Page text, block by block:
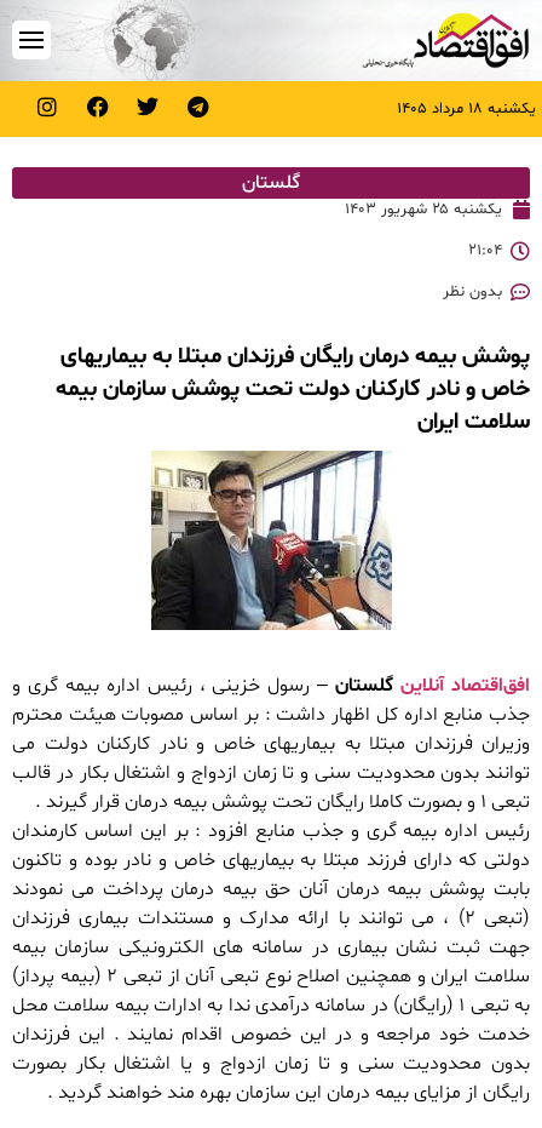
یکشنبه ۱۸ مرداد ۱۴۰۵
گلستان
یکشنبه ۲۵ شهریور ۱۴۰۳
۲۱:۰۴
بدون نظر
پوشش بیمه درمان رایگان فرزندان مبتلا به بیماریهای
خاص و نادر کارکنان دولت تحت پوشش سازمان بیمه
سلامت ایران
افق‌اقتصاد آنلاینگلستان– رسول خزینی ، رئیس اداره بیمه گری و
جذب منابع اداره کل اظهار داشت : بر اساس مصوبات هیئت محترم
وزیران فرزندان مبتلا به بیماریهای خاص و نادر کارکنان دولت می
توانند بدون محدودیت سنی و تا زمان ازدواج و اشتغال بکار در قالب
تبعی ۱ و بصورت کاملا رایگان تحت پوشش بیمه درمان قرار گیرند .
رئیس اداره بیمه گری و جذب منابع افزود : بر این اساس کارمندان
دولتی که دارای فرزند مبتلا به بیماریهای خاص و نادر بوده و تاکنون
بابت پوشش بیمه درمان آنان حق بیمه درمان پرداخت می نمودند
(تبعی ۲) ، می توانند با ارائه مدارک و مستندات بیماری فرزندان
جهت ثبت نشان بیماری در سامانه های الکترونیکی سازمان بیمه
سلامت ایران و همچنین اصلاح نوع تبعی آنان از تبعی ۲ (بیمه پرداز)
به تبعی ۱ (رایگان) در سامانه درآمدی ندا به ادارات بیمه سلامت محل
خدمت خود مراجعه و در این خصوص اقدام نمایند . این فرزندان
بدون محدودیت سنی و تا زمان ازدواج و یا اشتغال بکار بصورت
رایگان از مزایای بیمه درمان این سازمان بهره مند خواهند گردید .